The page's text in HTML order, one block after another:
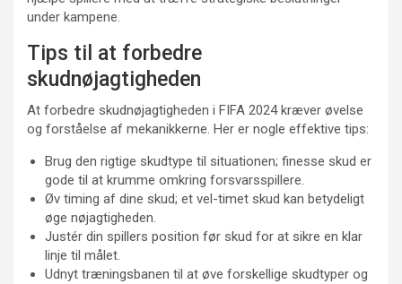
under kampene.
Tips til at forbedre
skudnøjagtigheden
At forbedre skudnøjagtigheden i FIFA 2024 kræver øvelse
og forståelse af mekanikkerne. Her er nogle effektive tips:
Brug den rigtige skudtype til situationen; finesse skud er
gode til at krumme omkring forsvarsspillere.
Øv timing af dine skud; et vel-timet skud kan betydeligt
øge nøjagtigheden.
Justér din spillers position før skud for at sikre en klar
linje til målet.
Udnyt træningsbanen til at øve forskellige skudtyper og